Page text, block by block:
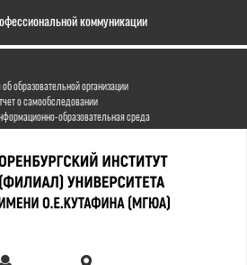
коммуникации
образовательной организации
о самообследовании
образовательная среда